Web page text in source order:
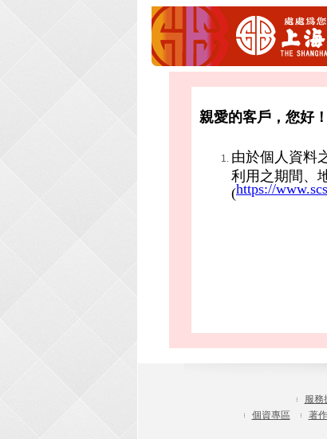
親愛的客戶，您好
由於個人資料
利用之期間、
(https://
服務
個資專區
著